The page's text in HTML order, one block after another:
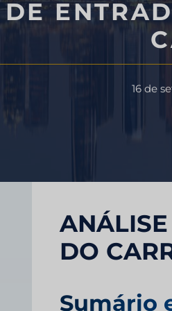
de produto alimentício
de mercado do setor de
16 de
DO
Sumário